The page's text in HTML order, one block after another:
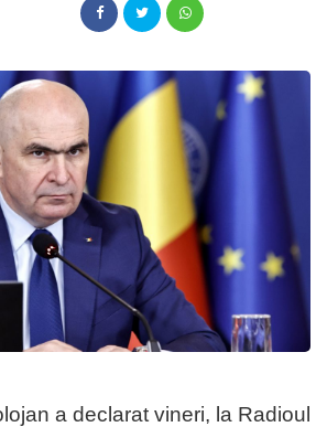
a declarat vineri, la Radioul